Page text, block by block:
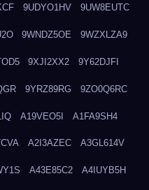
9UDYO1HV 9UW8EUTC
9WNDZ5OE 9WZXLZA9
9XJI2XX2 9Y62DJFI
9YRZ89RG 9ZO0Q6RC
A19VEO5I A1FA9SH4
A2I3AZEC A3GL614V
A43E85C2 A4IUYB5H